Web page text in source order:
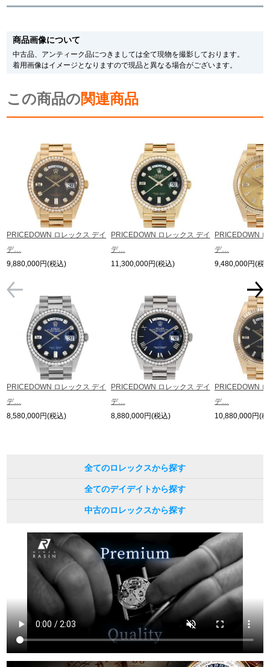
商品画像について
中古品、アンティーク品につきましては全て現物を撮影しております。
着用画像はイメージとなりますので現品と異なる場合がございます。
この商品の関連商品
PRICEDOWN ロレックス デイ
デ…
9,880,000円(税込)
PRICEDOWN ロレックス デイ
デ…
8,580,000円(税込)
PRICEDOWN ロレックス デイ
デ…
11,300,000円(税込)
PRICEDOWN ロレックス デイ
デ…
8,880,000円(税込)
PRICEDOWN
デ…
9,480,000円(税
PRICEDOWN
デ…
10,880,000円(
全てのロレックスから探す
全てのデイデイトから探す
中古のロレックスから探す
メーカー保護シールの有無に個体差がございますのでご了承下さいませ。
また、メーカーにてマイナーチェンジがなされる場合がございますが、在庫品
の仕様で販売させていただきますので予めご了承の程お願いいたします。
尚、中古品、アンティーク品につきましては現品を撮影しております。
ます。
の掲載を控えております。
※当店では店頭販売も行っております為、サイトでのご注文と店頭処理との時
間差で在庫切れになる場合がございます。
予めご了承くださいませ。
また、ご来店にてご購入を希望される場合にも、事前に在庫の確認をお電話か
メールにてお問い合わせいただけますようお願いいたします。
※アンティーク品やユーズド品の場合、外装および内部機械に代替部品を使用
している場合がございます。
※表示の定価は、入荷時の価格となっております。
現在の定価と異なる場合がございますのでご了承くださいませ。